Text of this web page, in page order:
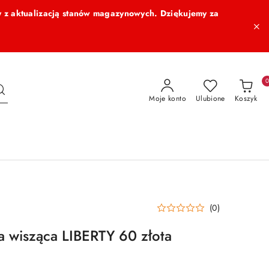
aktualizacją stanów magazynowych. Dziękujemy za
Moje konto Ulubione Koszyk
0
(0)
wisząca LIBERTY 60 złota